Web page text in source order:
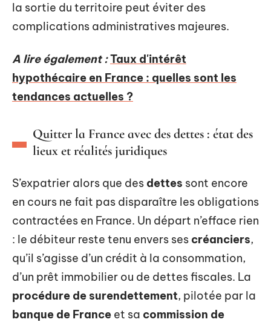
la sortie du territoire peut éviter des
complications administratives majeures.
A lire également :Taux d'intérêt
hypothécaire en France : quelles sont les
tendances actuelles ?
Quitter la France avec des dettes : état des
lieux et réalités juridiques
S’expatrier alors que des dettes sont encore
en cours ne fait pas disparaître les obligations
contractées en France. Un départ n’efface rien
: le débiteur reste tenu envers ses créanciers,
qu’il s’agisse d’un crédit à la consommation,
d’un prêt immobilier ou de dettes fiscales. La
procédure de surendettement, pilotée par la
banque de France et sa commission de